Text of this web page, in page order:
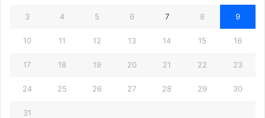
3 4 5 6 7 8 9
10 11 12 13 14 15 16
17 18 19 20 21 22 23
24 25 26 27 28 29 30
31